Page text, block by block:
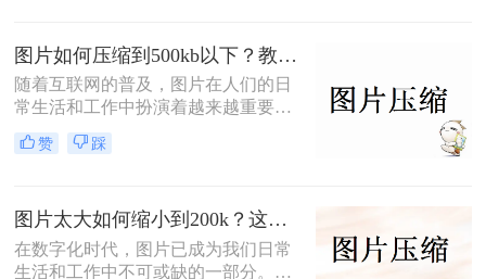
下呢？本文将为您介绍两种有效的图
片压缩方法，帮助您轻松将图片大小
压缩到200K以下。
图片如何压缩到500kb以下？教你三种简单方法！
随着互联网的普及，图片在人们的日
常生活和工作中扮演着越来越重要的
角色。然而，过大的图片文件不仅会
占用大量的存储空间，还可能导致上
人的需求。本文将为您介绍几种有效
的图片压缩方法，帮助您轻松实现图
片压缩。
赞 踩
图片太大如何缩小到200k？这三个方法值得一看！
在数字化时代，图片已成为我们日常
生活和工作中不可或缺的一部分。然